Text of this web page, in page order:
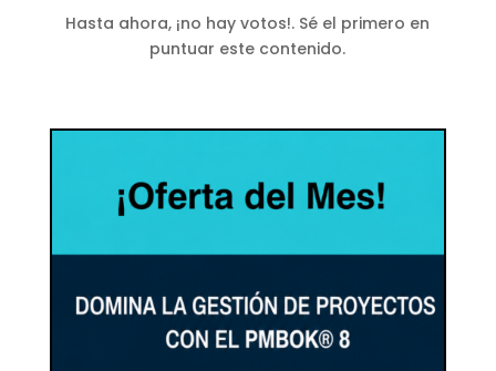
Hasta ahora, ¡no hay votos!. Sé el primero en
puntuar este contenido.